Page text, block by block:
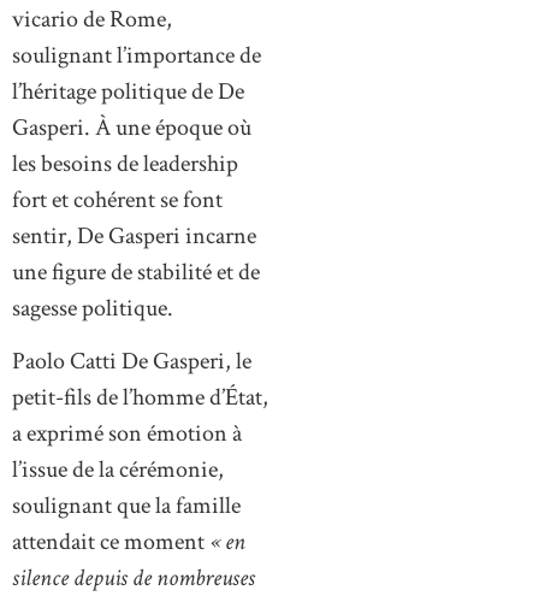
vicario de Rome,
soulignant l’importance de
l’héritage politique de De
Gasperi. À une époque où
les besoins de leadership
fort et cohérent se font
sentir, De Gasperi incarne
une figure de stabilité et de
sagesse politique.
Paolo Catti De Gasperi, le
petit-fils de l’homme d’État,
a exprimé son émotion à
l’issue de la cérémonie,
soulignant que la famille
attendait ce moment« en
silence depuis de nombreuses